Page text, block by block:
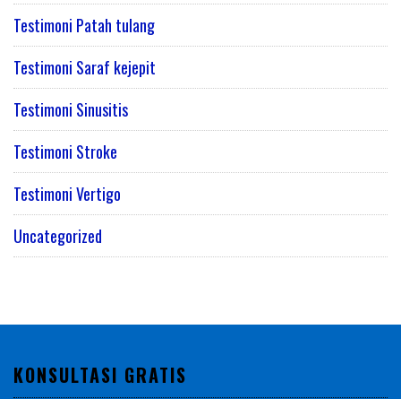
Testimoni Patah tulang
Testimoni Saraf kejepit
Testimoni Sinusitis
Testimoni Stroke
Testimoni Vertigo
Uncategorized
KONSULTASI GRATIS